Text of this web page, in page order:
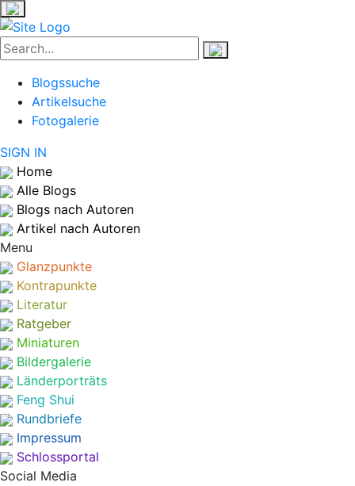
Blogssuche
Artikelsuche
Fotogalerie
SIGN IN
Home
Alle Blogs
Blogs nach Autoren
Artikel nach Autoren
Menu
Glanzpunkte
Kontrapunkte
Literatur
Ratgeber
Miniaturen
Bildergalerie
Länderporträts
Feng Shui
Rundbriefe
Impressum
Schlossportal
Social Media